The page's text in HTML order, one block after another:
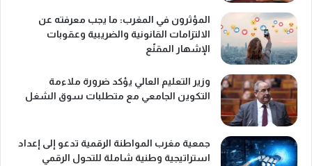
المؤثرون في المغرب: ما يجب معرفته عن
الالتزامات القانونية والضريبية وعقوبات
الإشهار المقنّع
وزير التعليم العالي يؤكد ضرورة ملاءمة
التكوين الجامعي مع متطلبات سوق الشغل
جمعية مغرب المواطنة الرقمية تدعو إلى إعداد
استراتيجية وطنية شاملة للتحول الرقمي